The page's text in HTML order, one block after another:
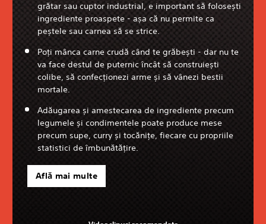
grătar sau cuptor industrial, e important să folosești
ingrediente proaspete - așa că nu permite ca
peștele sau carnea să se strice.
Poți mânca carne crudă când te grăbești - dar nu te
va face destul de puternic încât să construiești
colibe, să confecționezi arme și să vânezi bestii
mortale.
Adăugarea și amestecarea de ingrediente precum
legumele și condimentele poate produce mese
precum supe, curry și tocănițe, fiecare cu propriile
statistici de îmbunătățire.
Află mai multe